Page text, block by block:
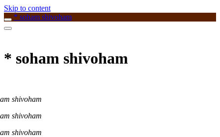
Skip to content
* soham shivoham
* soham shivoham
shivoham
shivoham
shivoham